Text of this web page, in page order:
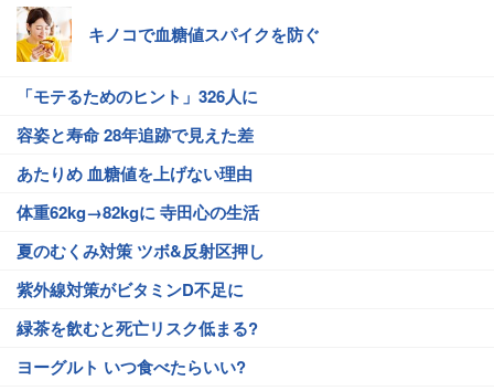
キノコで血糖値スパイクを防ぐ
「モテるためのヒント」326人に
容姿と寿命 28年追跡で見えた差
あたりめ 血糖値を上げない理由
体重62kg→82kgに 寺田心の生活
夏のむくみ対策 ツボ&反射区押し
紫外線対策がビタミンD不足に
緑茶を飲むと死亡リスク低まる?
ヨーグルト いつ食べたらいい?